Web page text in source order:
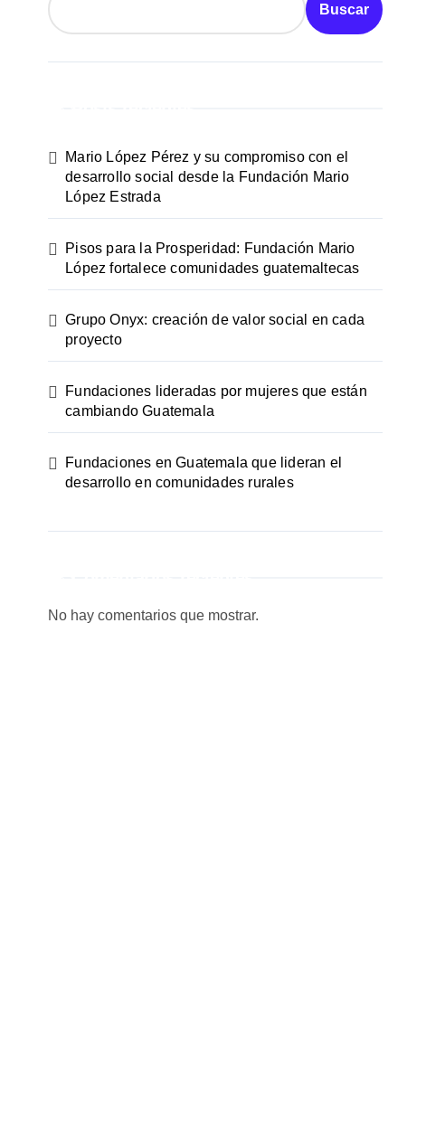
Buscar
Mario López Pérez y su compromiso con el
desarrollo social desde la Fundación Mario
López Estrada
Pisos para la Prosperidad: Fundación Mario
López fortalece comunidades guatemaltecas
Grupo Onyx: creación de valor social en cada
proyecto
Fundaciones lideradas por mujeres que están
cambiando Guatemala
Fundaciones en Guatemala que lideran el
desarrollo en comunidades rurales
No hay comentarios que mostrar.